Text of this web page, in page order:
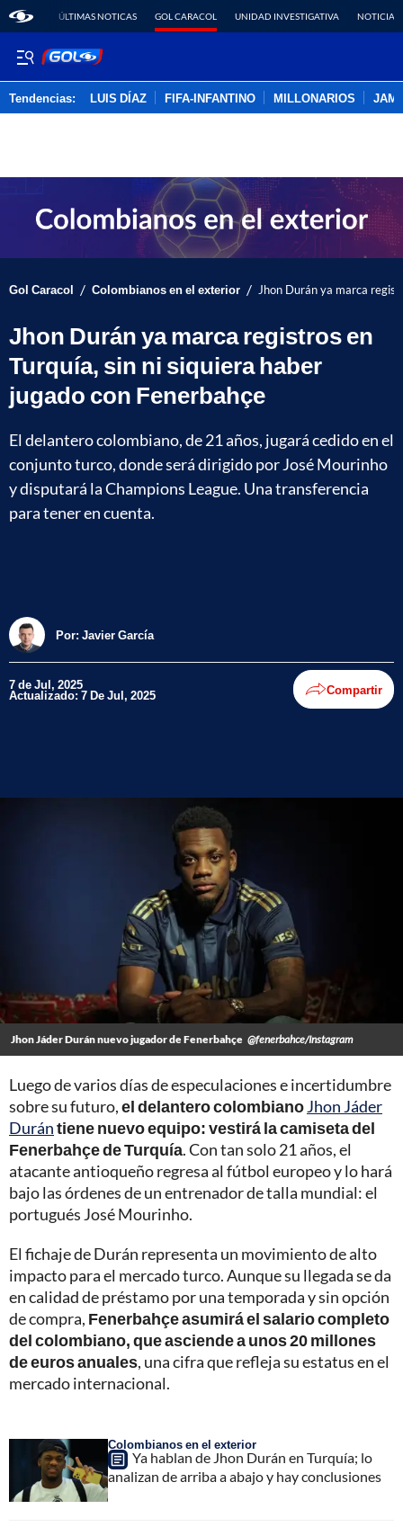
ÚLTIMAS NOTICAS GOL CARACOL UNIDAD INVESTIGATIVA NOTICIAS
Tendencias: LUIS DÍAZ FIFA-INFANTINO MILLONARIOS
Gol Caracol / Colombianos en el exterior / Jhon Durán ya marca
Jhon Durán ya marca registros en
Turquía, sin ni siquiera haber
jugado con Fenerbahçe
El delantero colombiano, de 21 años, jugará cedido en el
conjunto turco, donde será dirigido por José Mourinho
y disputará la Champions League. Una transferencia
para tener en cuenta.
Por: Javier García
7 de Jul, 2025
Actualizado: 7 De Jul, 2025 Compartir
Jhon Jáder Durán nuevo jugador de Fenerbahçe @fenerbahce/Instagram
Luego de varios días de especulaciones e incertidumbre
sobre su futuro,el delantero colombianoJhon Jáder
Durántiene nuevo equipo: vestirá la camiseta del
Fenerbahçe de Turquía. Con tan solo 21 años, el
atacante antioqueño regresa al fútbol europeo y lo hará
bajo las órdenes de un entrenador de talla mundial: el
portugués José Mourinho.
El fichaje de Durán representa un movimiento de alto
impacto para el mercado turco. Aunque su llegada se da
en calidad de préstamo por una temporada y sin opción
de compra, Fenerbahçe asumirá el salario completo
del colombiano, que asciende a unos 20 millones
de euros anuales, una cifra que refleja su estatus en el
mercado internacional.
Colombianos en el exterior
Ya hablan de Jhon Durán en Turquía; lo
analizan de arriba a abajo y hay conclusiones